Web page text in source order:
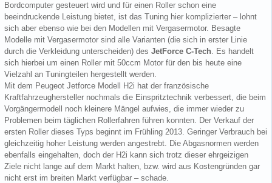
Bordcomputer gesteuert wird und für einen Roller schon eine
beeindruckende Leistung bietet, ist das Tuning hier komplizierter – lohnt
sich aber ebenso wie bei den Modellen mit Vergasermotor. Besagte
Modelle mit Vergasermotor sind alle Varianten (die sich in erster Linie
durch die Verkleidung unterscheiden) des JetForce C-Tech. Es handelt
sich hierbei um einen Roller mit 50ccm Motor für den bis heute eine
Vielzahl an Tuningteilen hergestellt werden.
Mit dem Peugeot Jetforce Modell H2i hat der französische
Kraftfahrzeughersteller nochmals die Einspritztechnik verbessert, die beim
Vorgängermodell noch kleinere Mängel aufwies, die immer wieder zu
Problemen beim täglichen Rollerfahren führen konnten. Der Verkauf der
ersten Roller dieses Typs beginnt im Frühling 2013. Geringer Verbrauch bei
gleichzeitig hoher Leistung werden angestrebt. Die Abgasnormen werden
ebenfalls eingehalten, doch der H2i kann sich trotz dieser ehrgeizigen
Ziele nicht lange auf dem Markt halten, bzw. wird aus Kostengründen gar
nicht erst im breiten Markt verfügbar – schade.